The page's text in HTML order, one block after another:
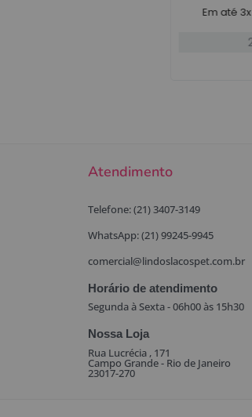
Em até
Atendimento
Telefone: (21) 3407-3149
WhatsApp: (21) 99245-9945
comercial@lindoslacospet.com.br
Horário de atendimento
Segunda à Sexta - 06h00 às 15h30
Nossa Loja
Rua Lucrécia , 171
Campo Grande - Rio de Janeiro
23017-270